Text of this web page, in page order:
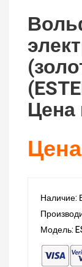
Цена
Наличие:
Модель: